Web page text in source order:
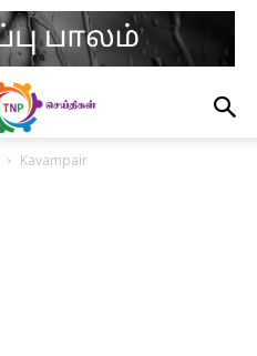
Kavampair